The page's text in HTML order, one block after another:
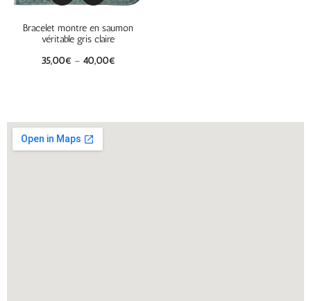
Bracelet montre en saumon
véritable gris claire
35,00€ – 40,00€